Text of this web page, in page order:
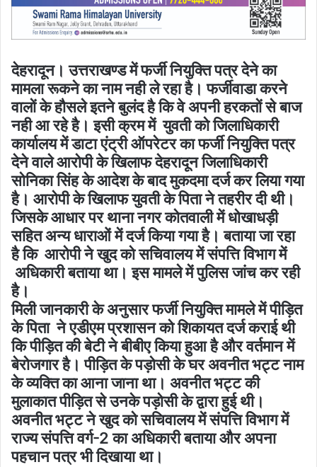
देहरादून। उत्तराखण्ड में फर्जी नियुक्ति पत्र देने का
मामला रूकने का नाम नही ले रहा है। फर्जीवाडा करने
वालों के हौसले इतने बुलंद है कि वे अपनी हरकतों से बाज
नही आ रहे है। इसी क्रम में युवती को जिलाधिकारी
कार्यालय में डाटा एंट्री ऑपरेटर का फर्जी नियुक्ति पत्र
देने वाले आरोपी के खिलाफ देहरादून जिलाधिकारी
सोनिका सिंह के आदेश के बाद मुकदमा दर्ज कर लिया गया
है। आरोपी के खिलाफ युवती के पिता ने तहरीर दी थी।
जिसके आधार पर थाना नगर कोतवाली में धोखाधड़ी
सहित अन्य धाराओं में दर्ज किया गया है। बताया जा रहा
है कि आरोपी ने खुद को सचिवालय में संपत्ति विभाग में
अधिकारी बताया था। इस मामले में पुलिस जांच कर रही
है।
मिली जानकारी के अनुसार फर्जी नियुक्ति मामले में पीड़ित
के पिता ने एडीएम प्रशासन को शिकायत दर्ज कराई थी
कि पीड़ित की बेटी ने बीबीए किया हुआ है और वर्तमान में
बेरोजगार है। पीड़ित के पड़ोसी के घर अवनीत भट्ट नाम
के व्यक्ति का आना जाना था। अवनीत भट्ट की
मुलाकात पीड़ित से उनके पड़ोसी के द्वारा हुई थी।
अवनीत भट्ट ने खुद को सचिवालय में संपत्ति विभाग में
राज्य संपत्ति वर्ग-2 का अधिकारी बताया और अपना
पहचान पत्र भी दिखाया था।